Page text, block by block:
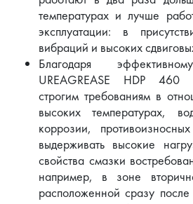
температурах и лучше
эксплуатации: в
вибраций и высоких
Благодаря
UREAGREASE HDP 460
строгим требованиям в
высоких температурах,
коррозии,
выдерживать высокие
свойства смазки
например, в зоне
расположенной сразу